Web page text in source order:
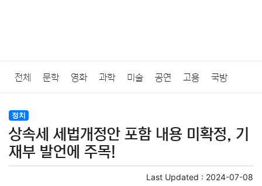
전체 문학 영화 과학 미술 공연 고용 국방
법률
질병 가요 방송 일상 주식 암호화폐 블록체인
미용 증권 인테리어
정치
상속세 세법개정안 포함 내용 미확정, 기
재부 발언에 주목!
Last Updated : 2024-07-08